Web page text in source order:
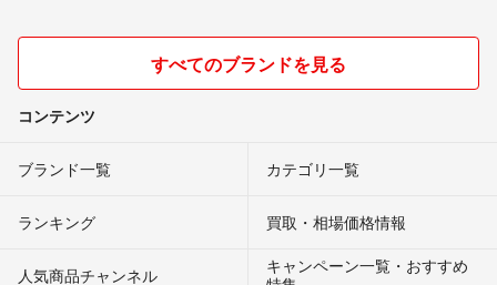
すべてのブランドを見る
コンテンツ
ブランド一覧 カテゴリ一覧
ランキング 買取・相場価格情報
人気商品チャンネル
キャンペーン一覧・おすすめ